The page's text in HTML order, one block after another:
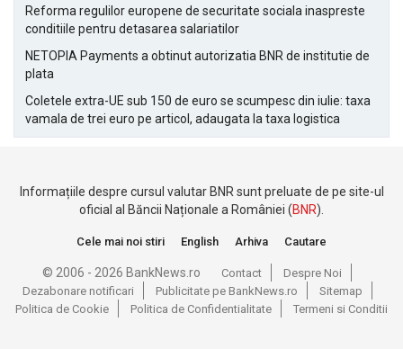
Reforma regulilor europene de securitate sociala inaspreste
conditiile pentru detasarea salariatilor
NETOPIA Payments a obtinut autorizatia BNR de institutie de
plata
Coletele extra-UE sub 150 de euro se scumpesc din iulie: taxa
vamala de trei euro pe articol, adaugata la taxa logistica
Informațiile despre cursul valutar BNR sunt preluate de pe site-ul
oficial al Băncii Naționale a României (BNR).
Cele mai noi stiri English Arhiva Cautare
© 2006 - 2026 BankNews.ro Contact
Despre Noi
Dezabonare notificari
Publicitate pe BankNews.ro
Sitemap
Politica de Cookie
Politica de Confidentialitate Termeni si Conditii